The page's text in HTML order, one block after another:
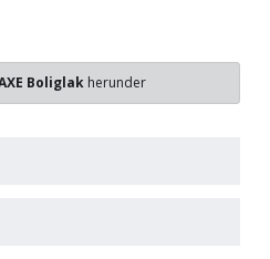
Boliglak herunder